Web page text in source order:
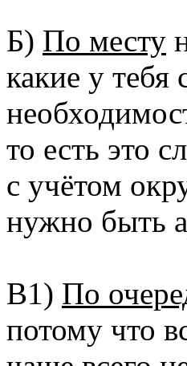
Б) По месту
какие у тебя
то есть это
с учётом
нужно быть
В1) По
потому что